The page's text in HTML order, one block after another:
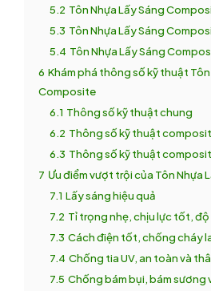
5.2 Tôn Nhựa Lấy Sáng
5.3 Tôn Nhựa Lấy Sáng
5.4 Tôn Nhựa Lấy Sáng
6 Khám phá thông số kỹ thuật Tôn
Composite
6.1 Thông số kỹ thuật chung
6.2 Thông số kỹ thuật
6.3 Thông số kỹ thuật
7 Ưu điểm vượt trội của Tôn Nhựa
7.1 Lấy sáng hiệu quả
7.2 Tỉ trọng nhẹ, chịu lực tốt,
7.3 Cách điện tốt, chống cháy
7.4 Chống tia UV, an toàn và
7.5 Chống bám bụi, bám sương